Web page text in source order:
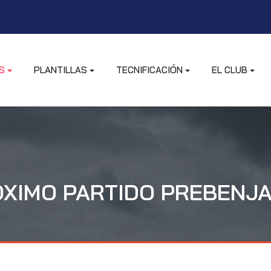
PLANTILLAS TECNIFICACIÓN EL CLUB
PARTIDO